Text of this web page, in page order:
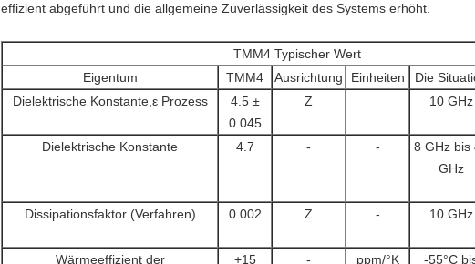
effizient abgeführt und die allgemeine Zuverlässigkeit des Systems erhöht.
TMM4 Typischer Wert
Eigentum
TMM4 Ausrichtung Einheiten Die
Dielektrische Konstante,ε Prozess
4.5 ±
0.045
Z 10 GHz
Dielektrische Konstante
4.7 - -
8 GHz bis
GHz
Dissipationsfaktor (Verfahren)
0.002 Z - 10 GHz
Wärmeeffizient der
+15 - ppm/°K
-55°C